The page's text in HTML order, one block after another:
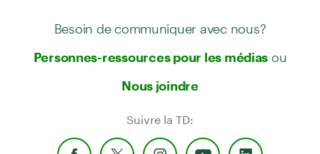
Besoin de communiquer avec nous?
Personnes-ressources pour les médias ou
Nous joindre
Suivre la TD: